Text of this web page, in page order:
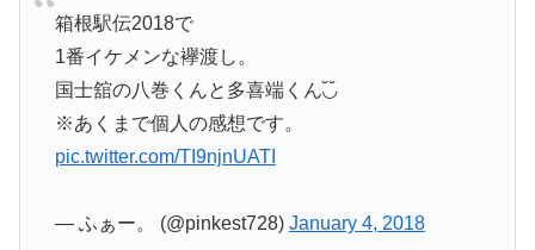
箱根駅伝2018で
1番イケメンな襷渡し。
国士舘の八巻くんと多喜端くん◟̆◞̆
※あくまで個人の感想です。
pic.twitter.com/TI9njnUATI
— ふぁー。 (@pinkest728) January 4, 2018